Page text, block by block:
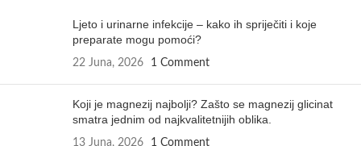
Ljeto i urinarne infekcije – kako ih spriječiti i koje
preparate mogu pomoći?
22 Juna, 2026 1 Comment
Koji je magnezij najbolji? Zašto se magnezij glicinat
smatra jednim od najkvalitetnijih oblika.
13 Juna, 2026 1 Comment